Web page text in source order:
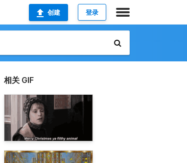
创建 登录
相关 GIF